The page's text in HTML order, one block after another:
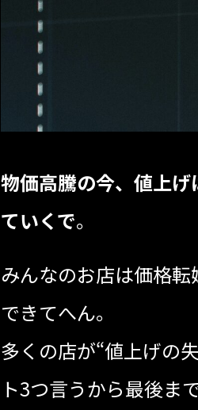
物価高騰の今、値上
ていくで。
みんなのお店は価格
できてへん。
多くの店が“値上げの
ト3つ言うから最後ま